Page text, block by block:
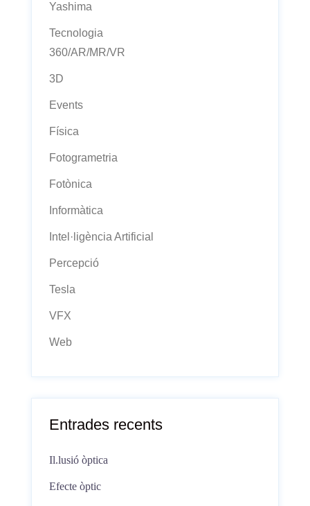
Yashima
Tecnologia
360/AR/MR/VR
3D
Events
Física
Fotogrametria
Fotònica
Informàtica
Intel·ligència Artificial
Percepció
Tesla
VFX
Web
Entrades recents
Il.lusió òptica
Efecte òptic